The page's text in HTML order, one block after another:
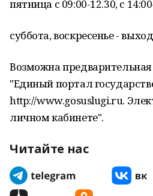
пятница с 09:00-12.30, с
суббота, воскресенье -
Возможна предварительная
"Единый портал
http://www.gosuslugi.ru.
личном кабинете".
Читайте нас